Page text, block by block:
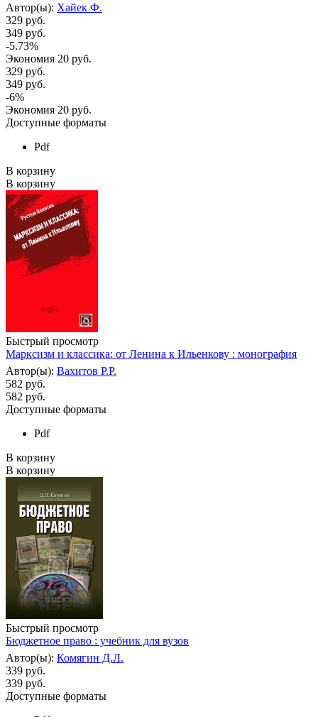
Автор(ы): Хайек Ф.
329 руб.
349 руб.
-5.73%
Экономия 20 руб.
329 руб.
349 руб.
-6%
Экономия 20 руб.
Доступные форматы
Pdf
В корзину
В корзину
Быстрый просмотр
Марксизм и классика: от Ленина к Ильенкову : монография
Автор(ы): Вахитов Р.Р.
582 руб.
582 руб.
Доступные форматы
Pdf
В корзину
В корзину
Быстрый просмотр
Бюджетное право : учебник для вузов
Автор(ы): Комягин Д.Л.
339 руб.
339 руб.
Доступные форматы